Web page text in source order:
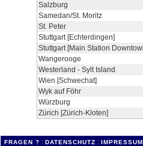
Salzburg
Samedan/St. Moritz
St. Peter
Stuttgart [Echterdingen]
Stuttgart [Main Station
Wangerooge
Westerland - Sylt Island
Wien [Schwechat]
Wyk auf Föhr
Würzburg
Zürich [Zürich-Kloten]
FRAGEN ? : DATENSCHUTZ : IMPRESSUM